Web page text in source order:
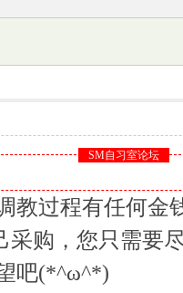
SM自习室论坛
教过程有任何金
采购，您只需
吧(*^ω^*)